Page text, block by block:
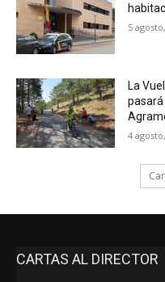
5
La
4
CARTAS AL DIRECTOR